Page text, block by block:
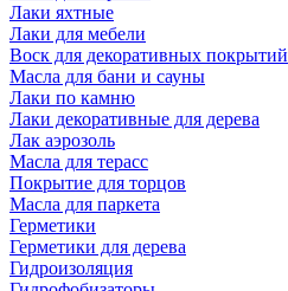
Лаки яхтные
Лаки для мебели
Воск для декоративных покрытий
Масла для бани и сауны
Лаки по камню
Лаки декоративные для дерева
Лак аэрозоль
Масла для терасс
Покрытие для торцов
Масла для паркета
Герметики
Герметики для дерева
Гидроизоляция